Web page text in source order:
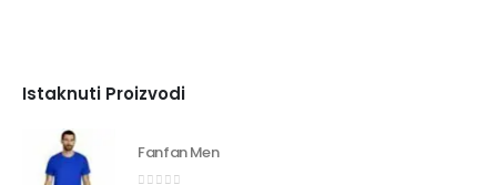
Istaknuti Proizvodi
Fanfan Men